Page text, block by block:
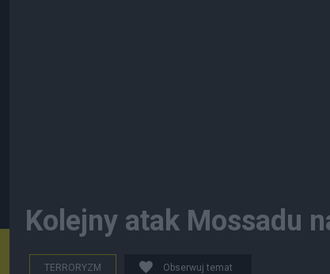
Kolejny atak Mossadu
TERRORYZM Obserwuj temat